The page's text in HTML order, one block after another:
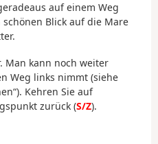
auf einem Weg
Blick auf die Mare
Man kann noch weiter
Weg links nimmt (siehe
Kehren Sie auf
zurück (S/Z).